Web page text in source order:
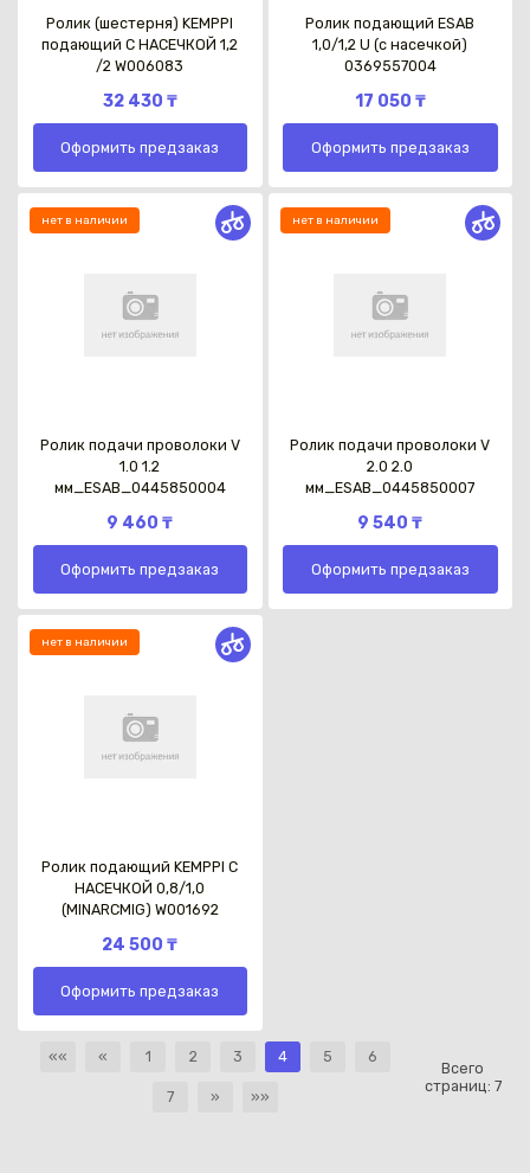
Ролик (шестерня) KEMPPI
подающий С НАСЕЧКОЙ 1,2
/2 W006083
32 430 ₸
Оформить предзаказ
Ролик подающий ESAB
1,0/1,2 U (с насечкой)
0369557004
17 050 ₸
Оформить предзаказ
нет в наличии
Ролик подачи проволоки V
1.0 1.2
мм_ESAB_0445850004
9 460 ₸
Оформить предзаказ
нет в наличии
Ролик подачи проволоки V
2.0 2.0
мм_ESAB_0445850007
9 540 ₸
Оформить предзаказ
нет в наличии
Ролик подающий KEMPPI С
НАСЕЧКОЙ 0,8/1,0
(MINARCMIG) W001692
24 500 ₸
Оформить предзаказ
Всего
страниц: 7
«« « 1 2 3 4 5 6
7 » »»